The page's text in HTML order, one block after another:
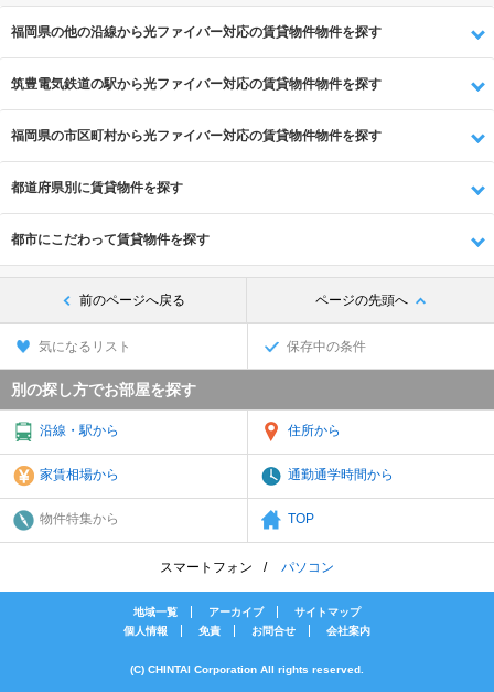
福岡県の他の沿線から光ファイバー対応の賃貸物件物件を探す
筑豊電気鉄道の駅から光ファイバー対応の賃貸物件物件を探す
福岡県の市区町村から光ファイバー対応の賃貸物件物件を探す
都道府県別に賃貸物件を探す
都市にこだわって賃貸物件を探す
前のページへ戻る ページの先頭へ
気になるリスト 保存中の条件
別の探し方でお部屋を探す
沿線・駅から 住所から
家賃相場から 通勤通学時間から
物件特集から TOP
スマートフォン パソコン
地域一覧 アーカイブ
サイトマップ
個人情報
免責 お問合せ 会社案内
(C) CHINTAI Corporation All rights reserved.